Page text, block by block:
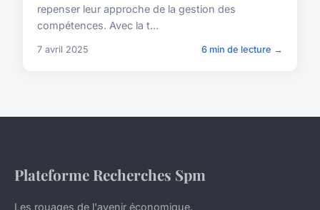
repenser leur approche de la gestion des
compétences. Avec la t...
7 avril 2025 6 min de lecture →
Plateforme Recherches Spm
Les rouages de l'avenir économique.